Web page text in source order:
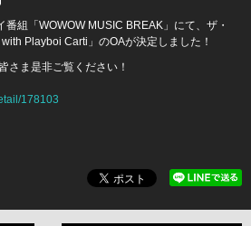
組「WOWOW MUSIC BREAK」にて、ザ・
Playboi Carti」のOAが決定しました！
さま是非ご覧ください！
178103